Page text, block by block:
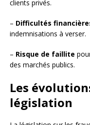
clients privés.
– Difficultés
indemnisations à verser.
– Risque de faillite
des marchés publics.
Les
législation